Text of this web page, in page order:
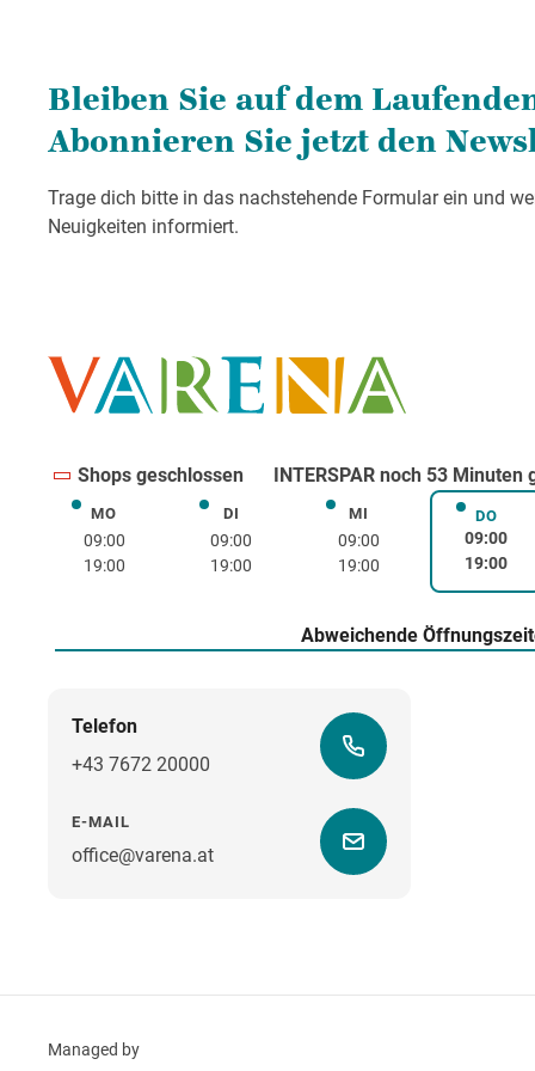
Shops geschlossen INTERSPAR noch 53 Minuten
MOMontag
09:00
19:00
DIDienstag
09:00
19:00
MIMittwoch
09:00
19:00
DO
09:00
19:00
Abweichende
Telefon
+43 7672 20000
E-MAIL
office@varena.at
Managed by